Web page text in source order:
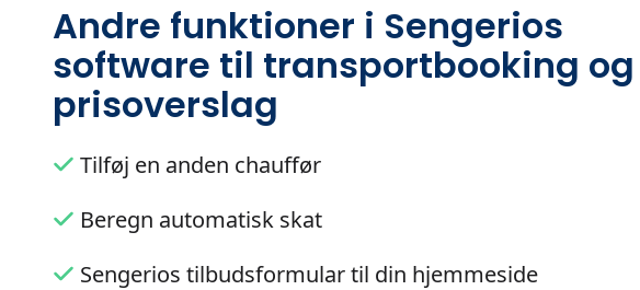
Andre funktioner i Sengerios
software til transportbooking og
prisoverslag
Tilføj en anden chauffør
Beregn automatisk skat
Sengerios tilbudsformular til din hjemmeside